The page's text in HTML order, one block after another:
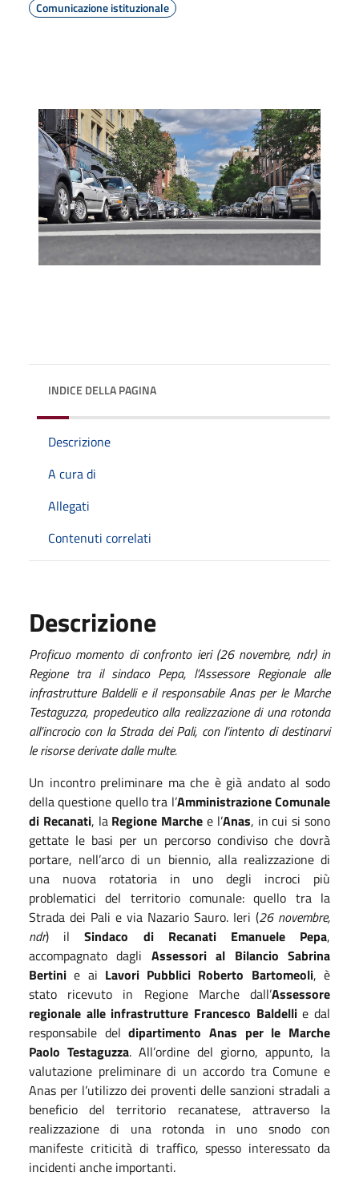
Comunicazione istituzionale
INDICE DELLA PAGINA
Descrizione
A cura di
Allegati
Contenuti correlati
Descrizione
Proficuo momento di confronto ieri (26 novembre, ndr) in
Regione tra il sindaco Pepa, l’Assessore Regionale alle
infrastrutture Baldelli e il responsabile Anas per le Marche
Testaguzza, propedeutico alla realizzazione di una rotonda
all’incrocio con la Strada dei Pali, con l’intento di destinarvi
le risorse derivate dalle multe.
Un incontro preliminare ma che è già andato al sodo
della questione quello tra l’AmministrazioneComunale
di Recanati, la Regione Marche e l’Anas, in cui si sono
gettate le basi per un percorso condiviso che dovrà
portare, nell’arco di un biennio, alla realizzazione di
una nuova rotatoria in uno degli incroci più
problematici del territorio comunale: quello tra la
Strada dei Pali e via Nazario Sauro. Ieri (26 novembre,
ndr) ilSindaco di Recanati Emanuele Pepa,
accompagnato dagli Assessori al Bilancio Sabrina
Bertini e ai Lavori Pubblici Roberto Bartomeoli, è
stato ricevuto in Regione Marche dall’Assessore
regionale alle infrastrutture Francesco Baldellie dal
responsabile deldipartimento Anas per le Marche
Paolo Testaguzza. All’ordine del giorno, appunto, la
valutazione preliminare di un accordo tra Comune e
Anas per l’utilizzo dei proventi delle sanzioni stradali a
beneficio del territorio recanatese, attraverso la
realizzazione di una rotonda in uno snodo con
manifeste criticità di traffico, spesso interessato da
incidenti anche importanti.